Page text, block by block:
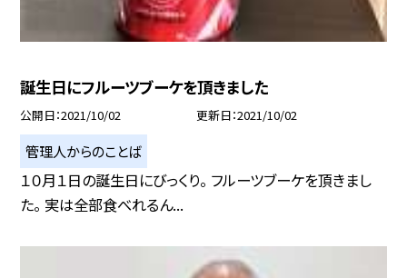
誕生日にフルーツブーケを頂きました
公開日 2021/10/02 更新日 2021/10/02
管理人からのことば
１０月１日の誕生日にびっくり。 フルーツブーケを頂きまし
た。 実は全部食べれるん...